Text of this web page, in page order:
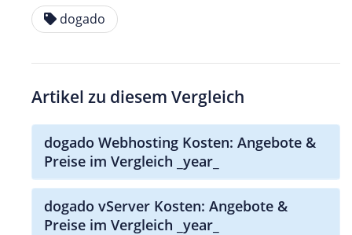
dogado
Artikel zu diesem Vergleich
dogado Webhosting Kosten: Angebote &
Preise im Vergleich _year_
dogado vServer Kosten: Angebote &
Preise im Vergleich _year_